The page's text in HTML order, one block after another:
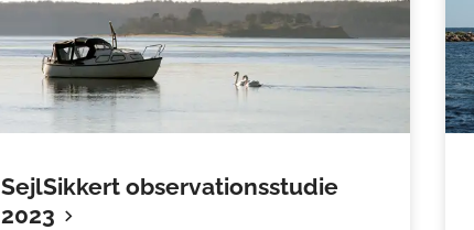
SejlSikkert observationsstudie
2023